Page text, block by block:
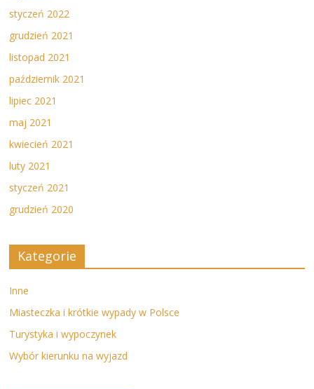
styczeń 2022
grudzień 2021
listopad 2021
październik 2021
lipiec 2021
maj 2021
kwiecień 2021
luty 2021
styczeń 2021
grudzień 2020
Kategorie
Inne
Miasteczka i krótkie wypady w Polsce
Turystyka i wypoczynek
Wybór kierunku na wyjazd